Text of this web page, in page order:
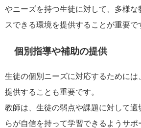
やニーズを持つ生徒に対して、多様な
スできる環境を提供することが重要で
個別指導や補助の提供
生徒の個別ニーズに対応するためには
提供することも重要です。
教師は、生徒の弱点や課題に対して適
らが自信を持って学習できるようサポ